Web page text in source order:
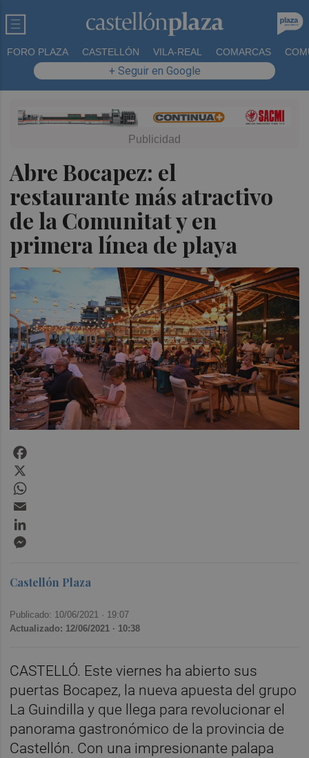
FORO PLAZA CASTELLÓN VILA-REAL COMARCAS
+ Seguir en Google
Abre Bocapez: el
restaurante más atractivo
de la Comunitat y en
primera línea de playa
Castellón Plaza
Publicado: 10/06/2021 · 19:07
Actualizado: 12/06/2021 · 10:38
CASTELLÓ. Este viernes ha abierto sus
puertas Bocapez, la nueva apuesta del grupo
La Guindilla y que llega para revolucionar el
panorama gastronómico de la provincia de
Castellón. Con una impresionante palapa